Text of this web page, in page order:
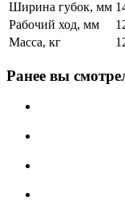
Ширина губок, мм
Рабочий ход, мм
Масса, кг
Ранее вы